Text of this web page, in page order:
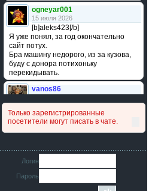
ogneyar001
15 июля 2026
[b]aleks423[/b]
Я уже понял, за год окончательно
сайт потух.
Бра машину недорого, из за кузова,
буду с донора потихоньку
перекидывать.
vanos86
сравнивал подушку акпп бензиновой и
дизельной машины намера
4578063AG и 4578061AG? По фото
iMrCoffeeBLR4
11 июля 2026
[b]era124[/b],
Ага понял буду знать спасибо
Только зарегистрированные
посетители могут писать в чате.
Логин
Пароль